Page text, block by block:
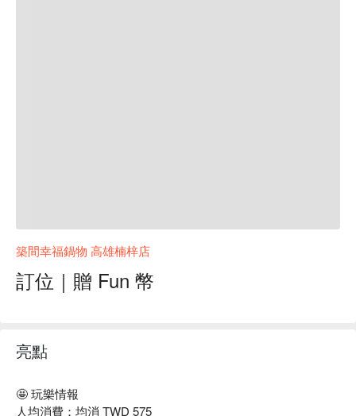
築間幸福鍋物 高雄楠梓店
訂位｜贈 Fun 幣
亮點
🤩 玩樂情報
人均消費：均消 TWD 575